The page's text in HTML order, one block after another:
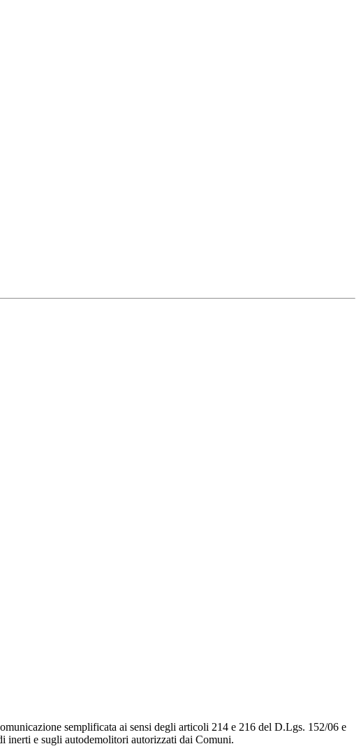
semplificata ai sensi degli articoli 214 e 216 del D.Lgs. 152/06 e
inerti e sugli autodemolitori autorizzati dai Comuni.